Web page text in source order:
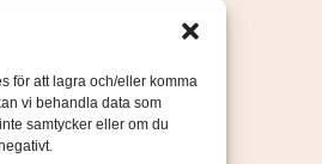
för att lagra och/eller komma
vi behandla data som
samtycker eller om du